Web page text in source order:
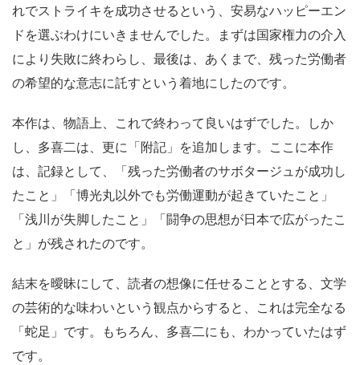
れでストライキを成功させるという、安易なハッピーエン
ドを選ぶわけにいきませんでした。まずは国家権力の介入
により失敗に終わらし、最後は、あくまで、残った労働者
の希望的な意志に託すという着地にしたのです。
本作は、物語上、これで終わって良いはずでした。しか
し、多喜二は、更に「附記」を追加します。ここに本作
は、記録として、「残った労働者のサボタージュが成功し
たこと」「博光丸以外でも労働運動が起きていたこと」
「浅川が失脚したこと」「闘争の思想が日本で広がったこ
と」が残されたのです。
結末を曖昧にして、読者の想像に任せることとする、文学
の芸術的な味わいという観点からすると、これは完全なる
「蛇足」です。もちろん、多喜二にも、わかっていたはず
です。